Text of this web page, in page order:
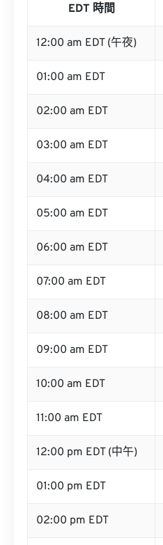
EDT 時間
12:00 am EDT (午夜)
01:00 am EDT
02:00 am EDT
03:00 am EDT
04:00 am EDT
05:00 am EDT
06:00 am EDT
07:00 am EDT
08:00 am EDT
09:00 am EDT
10:00 am EDT
11:00 am EDT
12:00 pm EDT (中午)
01:00 pm EDT
02:00 pm EDT